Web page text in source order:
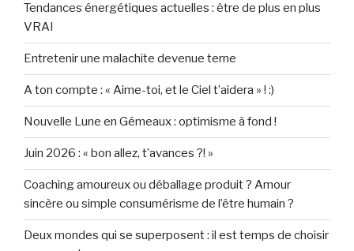
Tendances énergétiques actuelles : être de plus en plus
VRAI
Entretenir une malachite devenue terne
A ton compte : « Aime-toi, et le Ciel t’aidera » ! :)
Nouvelle Lune en Gémeaux : optimisme à fond !
Juin 2026 : « bon allez, t’avances ?! »
Coaching amoureux ou déballage produit ? Amour
sincère ou simple consumérisme de l’être humain ?
Deux mondes qui se superposent : il est temps de choisir